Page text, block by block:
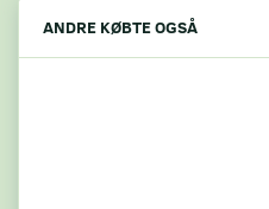
ANDRE KØBTE OGSÅ